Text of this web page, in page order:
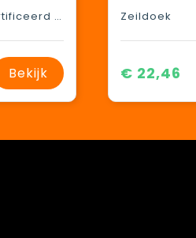
600D van GRS-gecertificeerd gerecycled polyester
Bekijk
Zeildoek
€ 22,46